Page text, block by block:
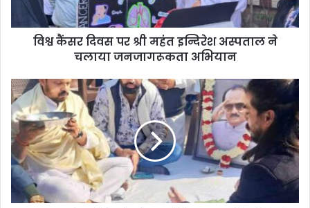
विश्व कैंसर दिवस पर श्री महंत इन्दिरेश अस्पताल ने
चलाया जनजागरूकता अभियान